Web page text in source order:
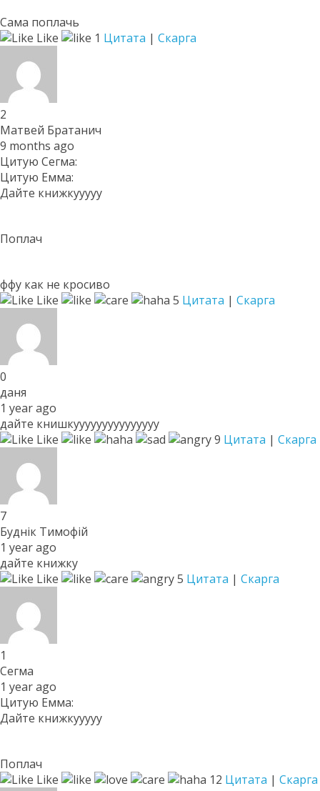
Сама поплачь
Like
1 Цитата | Скарга
2
Матвей Братанич
9 months ago
Цитую Сегма:
Цитую Емма:
Дайте книжкууууу
Поплач
ффу как не кросиво
Like
5 Цитата | Скарга
0
даня
1 year ago
дайте книшкууууууууууууууу
Like
9 Цитата | Скарга
7
Буднік Тимофій
1 year ago
дайте книжку
Like
5 Цитата | Скарга
1
Сегма
1 year ago
Цитую Емма:
Дайте книжкууууу
Поплач
Like
12 Цитата | Скарга